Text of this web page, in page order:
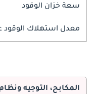
سعة خزان الوقود
معدل استهلاك الوقود
المكابح، التوجيه